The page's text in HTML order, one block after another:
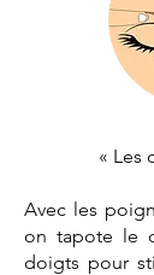
« Les
Avec les
on tapote le
doigts pour